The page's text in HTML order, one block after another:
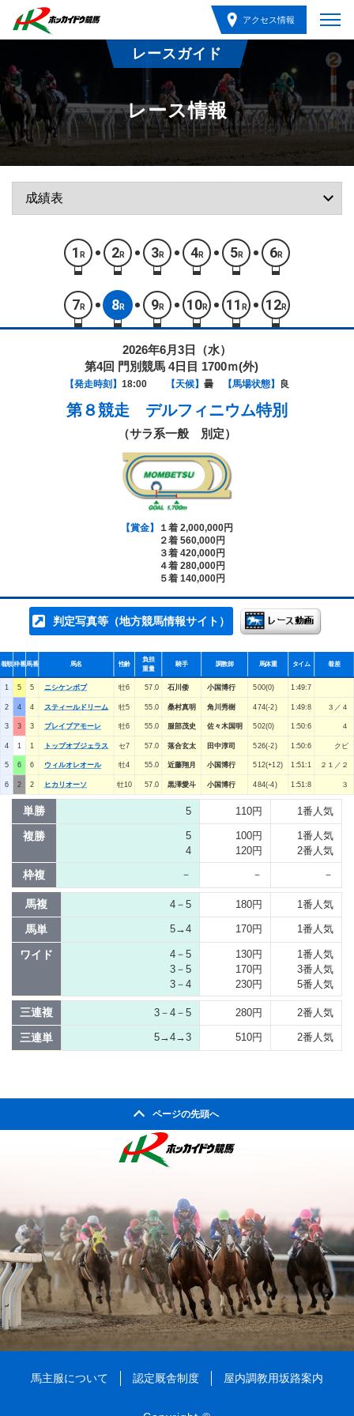
アクセス情報
レースガイド
レース情報
1 R 2R 3R 4R 5R 6R
7 R 8R 9R 10R 11 R 12R
2026年6月3日（水）
第4回 門別競馬 4日目 1700ｍ(外)
【発走時刻】 18:00 【天候】 曇 【馬場状態】 良
第８競走 デルフィニウム特別
（サラ系一般 別定）
【賞金】
１着 2,000,000円
２着 560,000円
３着 420,000円
４着 280,000円
５着 140,000円
判定写真等（地方競馬情報サイト）
着順枠番馬番 馬名 性齢
負担
重量
騎手 調教師 馬体重 タイム 着差
1 5 5 ニシケンボブ 牡6 57.0 石川倭 小国博行 500(0) 1:49:7
2 4 4 スティールドリーム 牡5 55.0 桑村真明 角川秀樹 474(-2) 1:49:8 ３／４
3 3 3 ブレイブアモーレ 牡6 55.0 服部茂史 佐々木国明 502(0) 1:50:6 ４
4 1 1 トップオブジェラス セ7 57.0 落合玄太 田中淳司 526(-2) 1:50:6 クビ
5 6 6 ウィルオレオール 牡4 55.0 近藤翔月 小国博行 512(+12) 1:51:1 ２１／２
6 2 2 ヒカリオーソ 牡10 57.0 黒澤愛斗 小国博行 484(-4) 1:51:8 ３
単勝 5 110円 1番人気
複勝
5
4
100円
120円
1番人気
2番人気
枠複 － － －
馬複 4－5 180円 1番人気
馬単 5→4 170円 1番人気
ワイド
4－5
3－5
3－4
130円
170円
230円
1番人気
3番人気
5番人気
三連複 3－4－5 280円 2番人気
三連単 5→4→3 510円 2番人気
ページの先頭へ
馬主服について 認定厩舎制度 屋内調教用坂路案内